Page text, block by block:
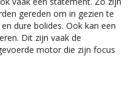
gereden om in gezien te
dure bolides. Ook kan een
Dit zijn vaak de
motor die zijn focus